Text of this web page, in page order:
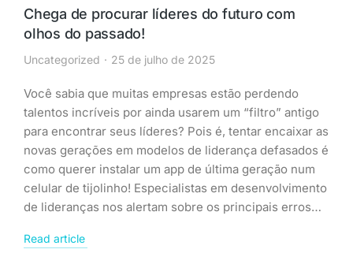
Chega de procurar líderes do futuro com
olhos do passado!
Uncategorized 25 de julho de 2025
Você sabia que muitas empresas estão perdendo
talentos incríveis por ainda usarem um “filtro” antigo
para encontrar seus líderes? Pois é, tentar encaixar as
novas gerações em modelos de liderança defasados é
como querer instalar um app de última geração num
celular de tijolinho! Especialistas em desenvolvimento
de lideranças nos alertam sobre os principais erros…
Read article